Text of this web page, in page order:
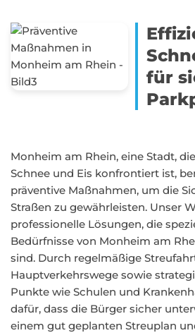
für
Monheim am Rhein, eine Stadt,
Schnee und Eis konfrontiert ist,
präventive Maßnahmen, um die
Straßen zu gewährleisten. Unser
professionelle Lösungen, die
Bedürfnisse von Monheim am
sind. Durch regelmäßige
Hauptverkehrswege sowie
Punkte wie Schulen und
dafür, dass die Bürger sicher
einem gut geplanten Streuplan